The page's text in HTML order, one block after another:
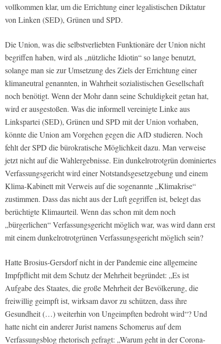
vollkommen klar, um die Errichtung einer legalistischen Diktatur
von Linken (SED), Grünen und SPD.
Die Union, was die selbstverliebten Funktionäre der Union nicht
begriffen haben, wird als „nützliche Idiotin“ so lange benutzt,
solange man sie zur Umsetzung des Ziels der Errichtung einer
klimaneutral genannten, in Wahrheit sozialistischen Gesellschaft
noch benötigt. Wenn der Mohr dann seine Schuldigkeit getan hat,
wird er ausgestoßen. Was die informell vereinigte Linke aus
Linkspartei (SED), Grünen und SPD mit der Union vorhaben,
könnte die Union am Vorgehen gegen die AfD studieren. Noch
fehlt der SPD die bürokratische Möglichkeit dazu. Man verweise
jetzt nicht auf die Wahlergebnisse. Ein dunkelrotrotgrün dominiertes
Verfassungsgericht wird einer Notstandsgesetzgebung und einem
Klima-Kabinett mit Verweis auf die sogenannte „Klimakrise“
zustimmen. Dass das nicht aus der Luft gegriffen ist, belegt das
berüchtigte Klimaurteil. Wenn das schon mit dem noch
„bürgerlichen“ Verfassungsgericht möglich war, was wird dann erst
mit einem dunkelrotrotgrünen Verfassungsgericht möglich sein?
Hatte Brosius-Gersdorf nicht in der Pandemie eine allgemeine
Impfpflicht mit dem Schutz der Mehrheit begründet: „Es ist
Aufgabe des Staates, die große Mehrheit der Bevölkerung, die
freiwillig geimpft ist, wirksam davor zu schützen, dass ihre
Gesundheit (…) weiterhin von Ungeimpften bedroht wird“? Und
hatte nicht ein anderer Jurist namens Schomerus auf dem
Verfassungsblog rhetorisch gefragt: „Warum geht in der Corona-